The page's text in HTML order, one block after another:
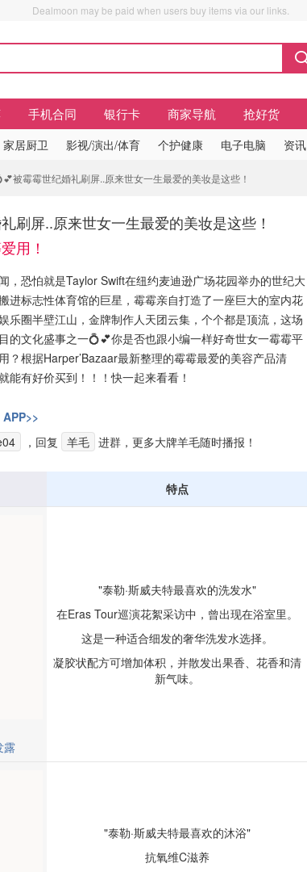
Dealmoon may be paid when users buy items via our links.
手机合同 银行卡 商家导航 抢好货
家居厨卫 影视/演出/体育 个护健康 电子电脑 资讯
被霉霉世纪婚礼刷屏..原来世女一生最爱的美妆是这些！
刷屏..原来世女一生最爱的美妆是这些！
用！
，恐怕就是Taylor Swift在纽约麦迪逊广场花园举办的世纪大
进标志性体育馆的巨星，霉霉亲自打造了一座巨大的室内花
乐圈半壁江山，金牌制作人天团云集，个个都是顶流，这场
的文化盛事之一💍💕你是否也跟小编一样好奇世女一霉霉平
？根据Harper’Bazaar最新整理的霉霉最爱的美容产品清
能有好价买到！！！快一起来看看！
，回复 羊毛 进群，更多大牌羊毛随时播报！
特点
露
"泰勒·斯威夫特最喜欢的洗发水"
在Eras Tour巡演花絮采访中，曾出现在浴室里。
这是一种适合细发的奢华洗发水选择。
凝胶状配方可增加体积，并散发出果香、花香和清
新气味。
"泰勒·斯威夫特最喜欢的沐浴"
抗氧维C滋养